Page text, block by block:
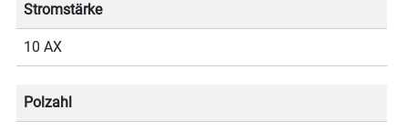
Stromstärke
10 AX
Polzahl